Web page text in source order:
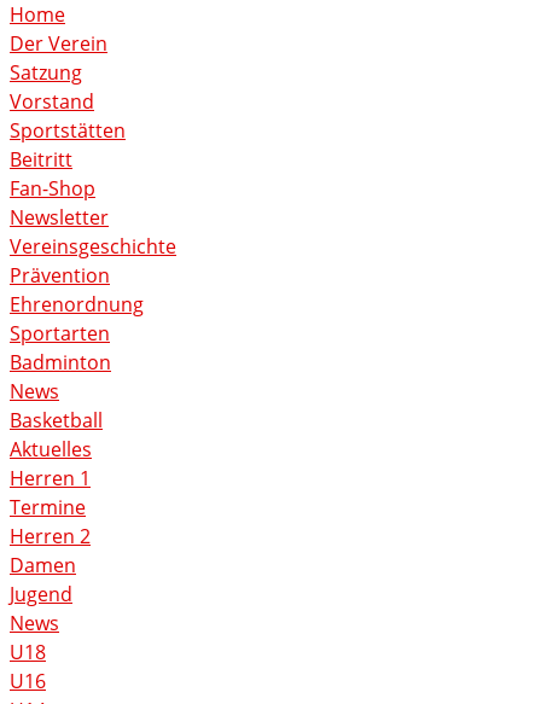
Home
Der Verein
Satzung
Vorstand
Sportstätten
Beitritt
Fan-Shop
Newsletter
Vereinsgeschichte
Prävention
Ehrenordnung
Sportarten
Badminton
News
Basketball
Aktuelles
Herren 1
Termine
Herren 2
Damen
Jugend
News
U18
U16